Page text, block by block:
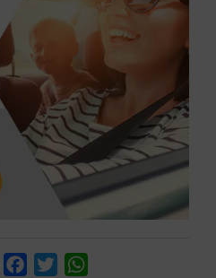
Facebook
Twitter